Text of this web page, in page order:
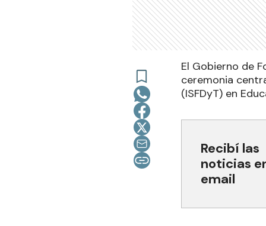
El Gobierno de
ceremonia
(ISFDyT) en
Recibí las
noticias
email